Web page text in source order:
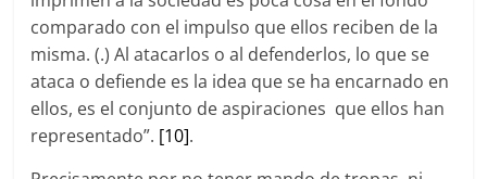
comparado con el impulso que ellos reciben de la
misma. (.) Al atacarlos o al defenderlos, lo que se
ataca o defiende es la idea que se ha encarnado en
ellos, es el conjunto de aspiraciones que ellos han
representado”. [10].